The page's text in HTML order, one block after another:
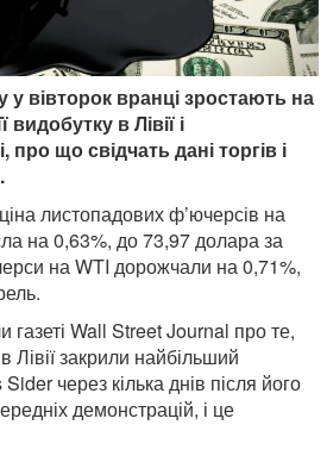
у вівторок вранці зростають на
в Лівії і
про що свідчать дані торгів і
листопадових ф’ючерсів на
на 0,63%, до 73,97 долара за
на WTI дорожчали на 0,71%,
газеті Wall Street Journal про те,
Лівії закрили найбільший
через кілька днів після його
демонстрацій, і це